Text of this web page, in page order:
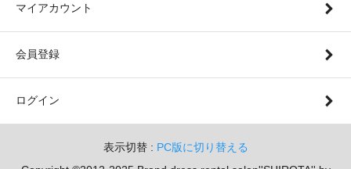
マイアカウント
会員登録
ログイン
表示切替 : PC版に切り替える